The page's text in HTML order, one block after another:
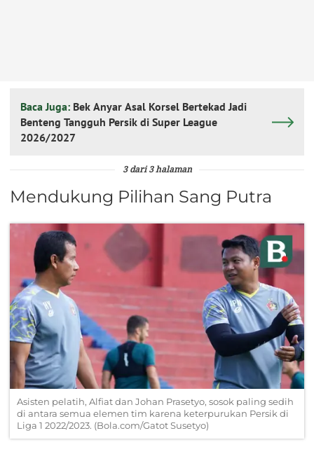
Baca Juga: Bek Anyar Asal Korsel Bertekad Jadi
Benteng Tangguh Persik di Super League
2026/2027
3 dari 3 halaman
Mendukung Pilihan Sang Putra
Asisten pelatih, Alfiat dan Johan Prasetyo, sosok paling sedih
di antara semua elemen tim karena keterpurukan Persik di
Liga 1 2022/2023. (Bola.com/Gatot Susetyo)